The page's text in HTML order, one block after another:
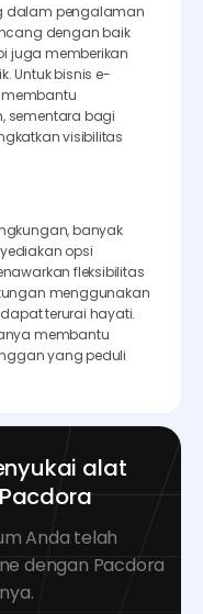
dalam pengalaman
dengan baik
juga memberikan
Untuk bisnis e-
sementara bagi
visibilitas
banyak
opsi
fleksibilitas
menggunakan
terurai hayati.
membantu
yang peduli
alat
Anda telah
dengan Pacdora